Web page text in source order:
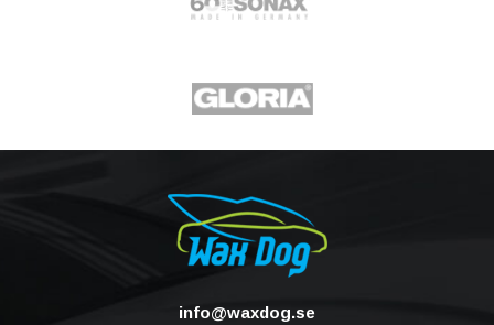
info@waxdog.se